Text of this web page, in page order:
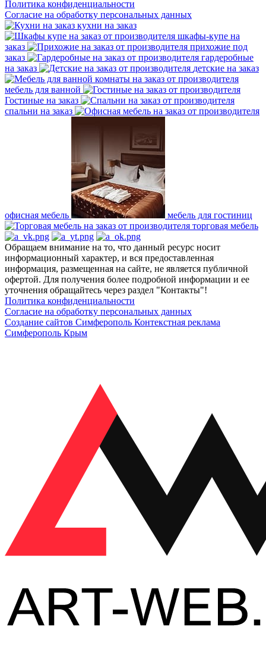
Политика конфиденциальности
Согласие на обработку персональных данных
кухни на заказ
шкафы-купе на
заказ
прихожие под
заказ
гардеробные
на заказ
детские на заказ
мебель для ванной
Гостиные на заказ
спальни на заказ
офисная мебель
мебель для гостиниц
торговая мебель
Обращаем внимание на то, что данный ресурс носит
информационный характер, и вся предоставленная
информация, размещенная на сайте, не является публичной
офертой. Для получения более подробной информации и ее
уточнения обращайтесь через раздел "Контакты"!
Политика конфиденциальности
Согласие на обработку персональных данных
Создание сайтов Симферополь Контекстная реклама
Симферополь Крым